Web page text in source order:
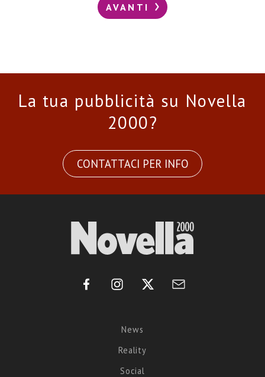
AVANTI
La tua pubblicità su Novella
2000?
CONTATTACI PER INFO
News
Reality
Social